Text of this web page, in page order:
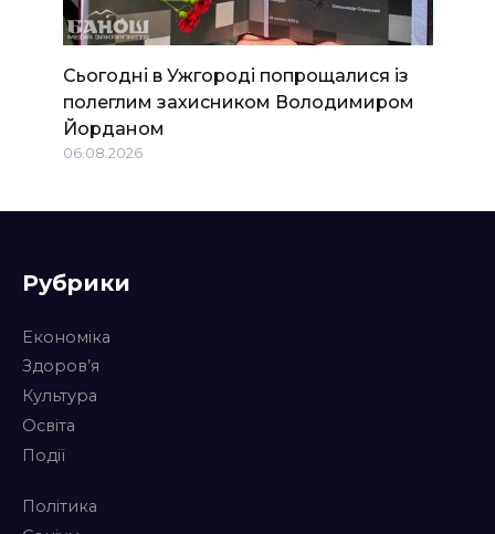
Сьогодні в Ужгороді попрощалися із
полеглим захисником Володимиром
Йорданом
06.08.2026
Рубрики
Економіка
Здоров’я
Культура
Освіта
Події
Політика